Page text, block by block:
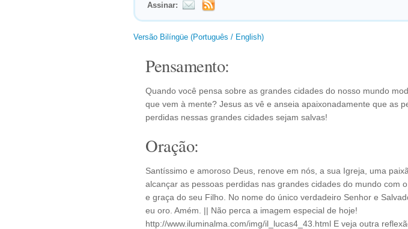
Assinar:
Versão Bilíngüe (Português / English)
Pensamento:
Quando você pensa sobre as grandes cidades do nosso mundo
que vem à mente? Jesus as vê e anseia apaixonadamente que as
perdidas nessas grandes cidades sejam salvas!
Oração:
Santíssimo e amoroso Deus, renove em nós, a sua Igreja, uma
alcançar as pessoas perdidas nas grandes cidades do mundo com
e graça do seu Filho. No nome do único verdadeiro Senhor e
eu oro. Amém. || Não perca a imagem especial de hoje!
http://www.iluminalma.com/img/il_lucas4_43.html E veja outra